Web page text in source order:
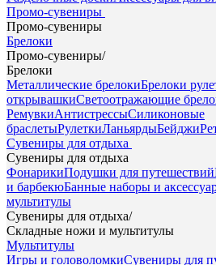
Промо-сувениры
Промо-сувениры
Брелоки
Промо-сувениры/
Брелоки
Металлические брелокиБрелоки
открывашкиСветоотражающие
РемувкиАнтистрессыСиликоновые
браслетыРулеткиЛаньярдыБейджи
Сувениры для отдыха
Сувениры для отдыха
ФонарикиПодушки для путешествий
и барбекюБанные наборы и
мультитулы
Сувениры для отдыха/
Складные ножи и мультитулы
Мультитулы
Игры и головоломкиСувениры для